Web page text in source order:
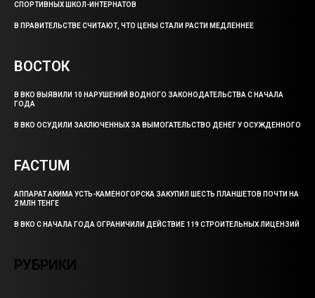
СПОРТИВНЫХ ШКОЛ-ИНТЕРНАТОВ
В ПРАВИТЕЛЬСТВЕ СЧИТАЮТ, ЧТО ЦЕНЫ СТАЛИ РАСТИ МЕДЛЕННЕЕ
ВОСТОК
В ВКО ВЫЯВИЛИ 10 НАРУШЕНИЙ ВОДНОГО ЗАКОНОДАТЕЛЬСТВА С НАЧАЛА
ГОДА
В ВКО ОСУДИЛИ ЗАКЛЮЧЕННЫХ ЗА ВЫМОГАТЕЛЬСТВО ДЕНЕГ У ОСУЖДЕННОГО
FACTUM
АППАРАТ АКИМА УСТЬ-КАМЕНОГОРСКА ЗАКУПИЛ ШЕСТЬ ПЛАНШЕТОВ ПОЧТИ НА
2 МЛН ТЕНГЕ
В ВКО С НАЧАЛА ГОДА ОГРАНИЧИЛИ ДЕЙСТВИЕ 119 СТРОИТЕЛЬНЫХ ЛИЦЕНЗИЙ
РУБРИКИ